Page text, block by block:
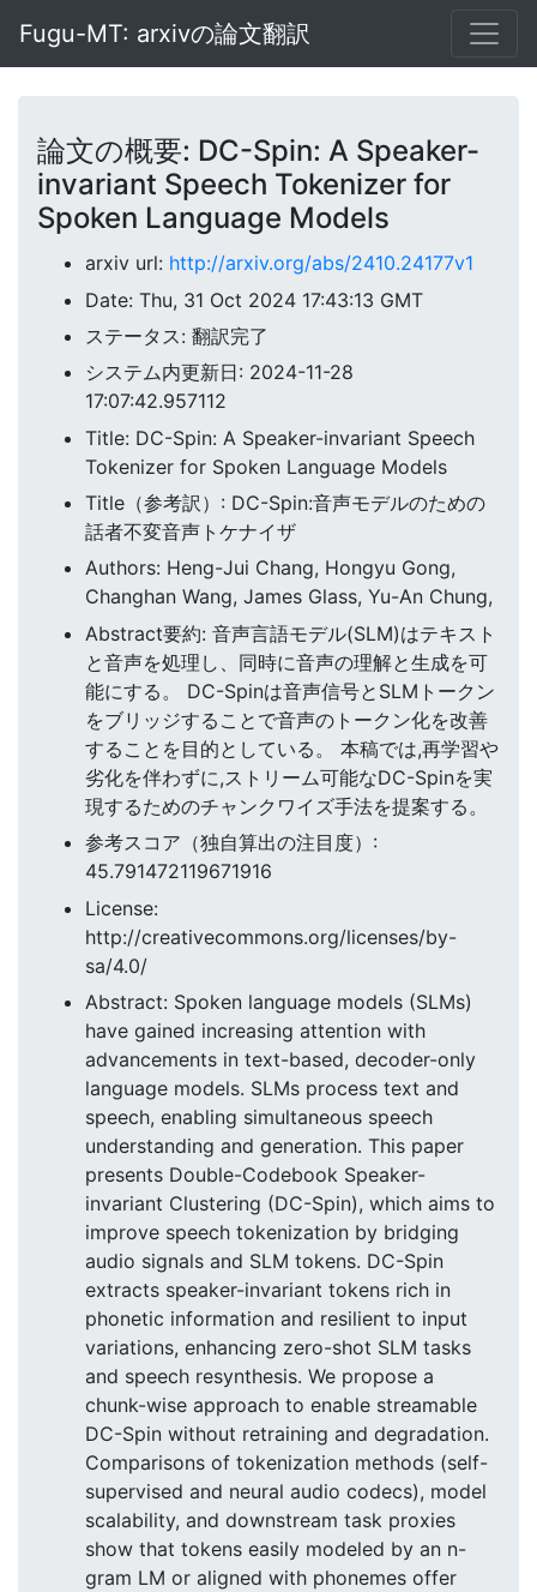
Fugu-MT: arxivの論文翻訳
論文の概要: DC-Spin: A Speaker-
invariant Speech Tokenizer for
Spoken Language Models
arxiv url: http://arxiv.org/abs/2410.24177v1
Date: Thu, 31 Oct 2024 17:43:13 GMT
ステータス: 翻訳完了
システム内更新日: 2024-11-28
17:07:42.957112
Title: DC-Spin: A Speaker-invariant Speech
Tokenizer for Spoken Language Models
Title（参考訳）: DC-Spin:音声モデルのための
話者不変音声トケナイザ
Authors: Heng-Jui Chang, Hongyu Gong,
Changhan Wang, James Glass, Yu-An Chung,
Abstract要約: 音声言語モデル(SLM)はテキスト
と音声を処理し、同時に音声の理解と生成を可
能にする。 DC-Spinは音声信号とSLMトークン
をブリッジすることで音声のトークン化を改善
することを目的としている。 本稿では,再学習や
劣化を伴わずに,ストリーム可能なDC-Spinを実
現するためのチャンクワイズ手法を提案する。
参考スコア（独自算出の注目度）:
45.791472119671916
License:
http://creativecommons.org/licenses/by-
sa/4.0/
Abstract: Spoken language models (SLMs)
have gained increasing attention with
advancements in text-based, decoder-only
language models. SLMs process text and
speech, enabling simultaneous speech
understanding and generation. This paper
presents Double-Codebook Speaker-
invariant Clustering (DC-Spin), which aims to
improve speech tokenization by bridging
audio signals and SLM tokens. DC-Spin
extracts speaker-invariant tokens rich in
phonetic information and resilient to input
variations, enhancing zero-shot SLM tasks
and speech resynthesis. We propose a
chunk-wise approach to enable streamable
DC-Spin without retraining and degradation.
Comparisons of tokenization methods (self-
supervised and neural audio codecs), model
scalability, and downstream task proxies
show that tokens easily modeled by an n-
gram LM or aligned with phonemes offer